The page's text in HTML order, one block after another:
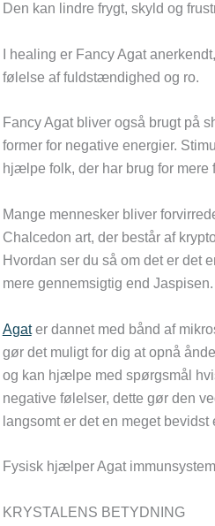
Den kan lindre frygt, skyld og
I healing er Fancy Agat
følelse af fuldstændighed og ro.
Fancy Agat bliver også brugt på
former for negative energier.
hjælpe folk, der har brug for mere
Mange mennesker bliver
Chalcedon art, der består af
Hvordan ser du så om det er det
mere gennemsigtig end
Agater dannet med bånd af
gør det muligt for dig at opnå
og kan hjælpe med spørgsmål
negative følelser, dette gør den
langsomt er det en meget
Fysisk hjælper Agat
KRYSTALENS BETYDNING